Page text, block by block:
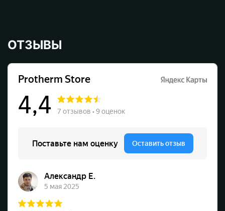
ОТЗЫВЫ